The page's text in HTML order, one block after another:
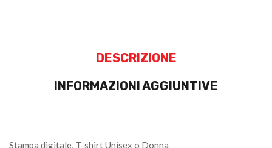
DESCRIZIONE
INFORMAZIONI AGGIUNTIVE
Stampa digitale, T-shirt Unisex o Donna